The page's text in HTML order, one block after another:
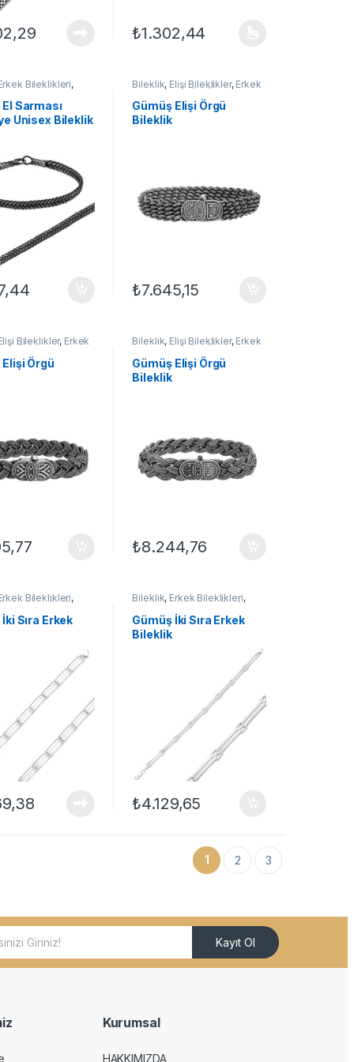
ürün sayfasından seçilebilir
₺1.302,44
Bu ürünün birden fazla varyasyonu var.
Bileklikleri,
Sarması
Unisex Bileklik
Bileklik, Elişi Bileklikler, Erkek
​Gümüş Elişi Örgü
Bileklik
₺7.645,15
Bileklikler, Erkek
,
Örgü
Bileklik, Elişi Bileklikler, Erkek
,
​Gümüş Elişi Örgü
Bileklik
₺8.244,76
ürün sayfasından seçilebilir
Bileklikleri,
Sıra Erkek
Bileklik, Erkek Bileklikleri,
TAKI
Gümüş İki Sıra Erkek
Bileklik
₺4.129,65
1 2 3
Kayıt Ol
Kurumsal
HAKKIMIZDA